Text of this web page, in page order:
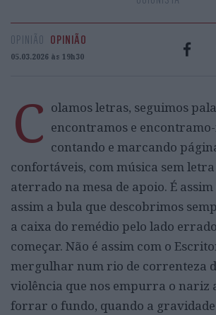
OPINIÃO OPINIÃO
05.03.2026 às 19h30
C olamos letras, seguimos
encontramos e
contando e marcando
confortáveis, com música sem
aterrado na mesa de apoio. É assim
assim a bula que descobrimos
a caixa do remédio pelo lado
começar. Não é assim com o
mergulhar num rio de correnteza
violência que nos empurra o nariz
forrar o fundo, quando a